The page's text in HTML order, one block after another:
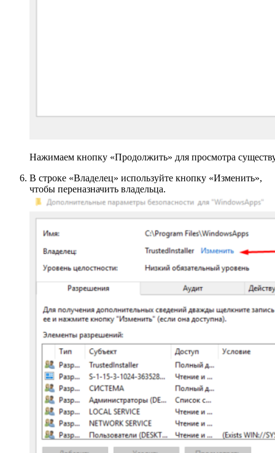
Нажимаем кнопку «Продолжить» для просмотра
В строке «Владелец» используйте кнопку «Изменить»,
чтобы переназначить владельца.